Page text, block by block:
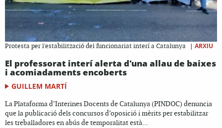
Protesta per l'estabilització del funcionariat interí a Catalunya | ARXIU
El professorat interí alerta d'una allau de baixes
i acomiadaments encoberts
GUILLEM MARTÍ
La Plataforma d’Interines Docents de Catalunya (PINDOC) denuncia
que la publicació dels concursos d’oposició i mèrits per estabilitzar
les treballadores en abús de temporalitat està...